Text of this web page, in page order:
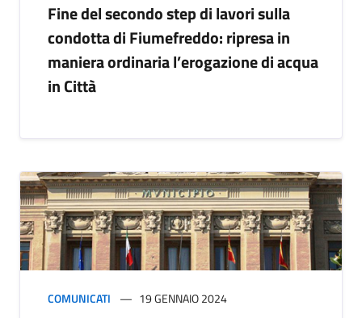
Fine del secondo step di lavori sulla
condotta di Fiumefreddo: ripresa in
maniera ordinaria l’erogazione di acqua
in Città
COMUNICATI 19 GENNAIO 2024